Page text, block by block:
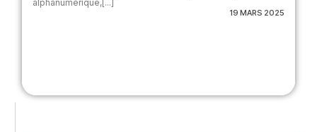
alphanumérique,[...]
19 MARS 2025